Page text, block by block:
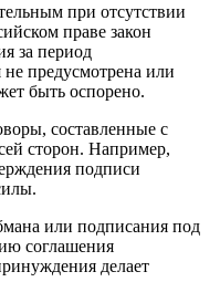
при отсутствии
праве закон
за период
предусмотрена или
быть оспорено.
составленные с
сторон. Например,
подписи
или подписания под
соглашения
делает